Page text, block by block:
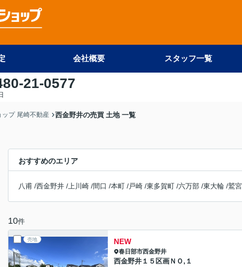
会社概要 スタッフ一覧
21-0577
プ 尾崎不動産 西金野井の売買 土地 一覧
おすすめのエリア
八甫 /西金野井 / 上川崎 /間口 /本町 /戸崎 /東多賀町 /六万部 /東大輪 /鷲
10件
売地 NEW
春日部市西金野井
西金野井１５区画ＮＯ,１